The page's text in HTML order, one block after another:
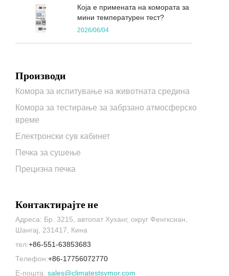
Која е примената на комората за
мини температурен тест?
2026/06/04
Производи
Комора за испитување на животната средина
Комора за тестирање за забрзано атмосферско
време
Електронски сув кабинет
Печка за сушење
Прецизна печка
Контактирајте не
Адреса: Бр. 3215, автопат Хуханг, округ Фенгксиан,
Шангај, 231417, Кина
тел:+86-551-63853683
Телефон:+86-17756072770
Е-пошта: sales@climatestsymor.com